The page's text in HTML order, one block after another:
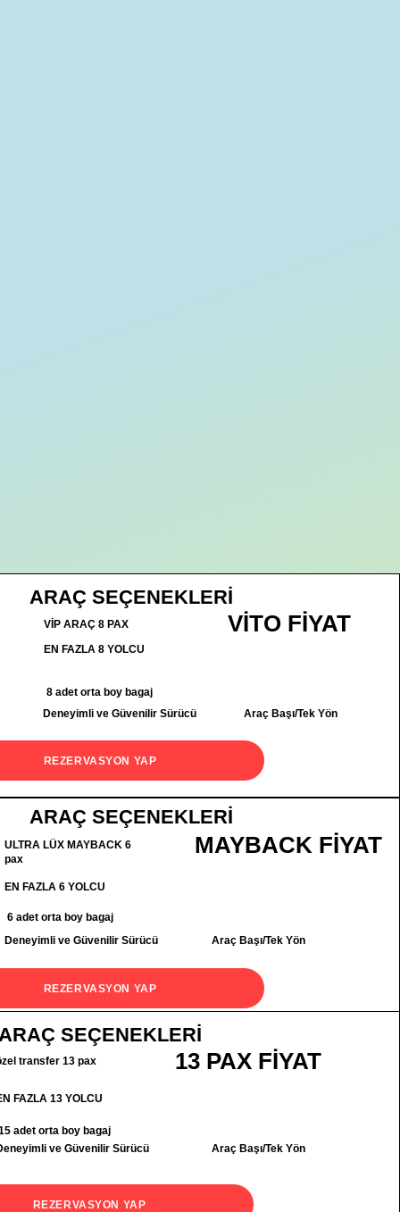
ARAÇ SEÇENEKLERİ
VİP ARAÇ 8 PAX VİTO FİYAT
EN FAZLA 8 YOLCU
8 adet orta boy bagaj
Deneyimli ve Güvenilir Sürücü
Araç Başı/Tek Yön
REZERVASYON YAP
ARAÇ SEÇENEKLERİ
ULTRA LÜX MAYBACK 6
pax
MAYBACK FİYAT
EN FAZLA 6 YOLCU
6 adet orta boy bagaj
Deneyimli ve Güvenilir Sürücü
Araç Başı/Tek Yön
REZERVASYON YAP
SEÇENEKLERİ
transfer 13 pax 13 PAX FİYAT
FAZLA 13 YOLCU
adet orta boy bagaj
ve Güvenilir Sürücü
Araç Başı/Tek Yön
REZERVASYON YAP